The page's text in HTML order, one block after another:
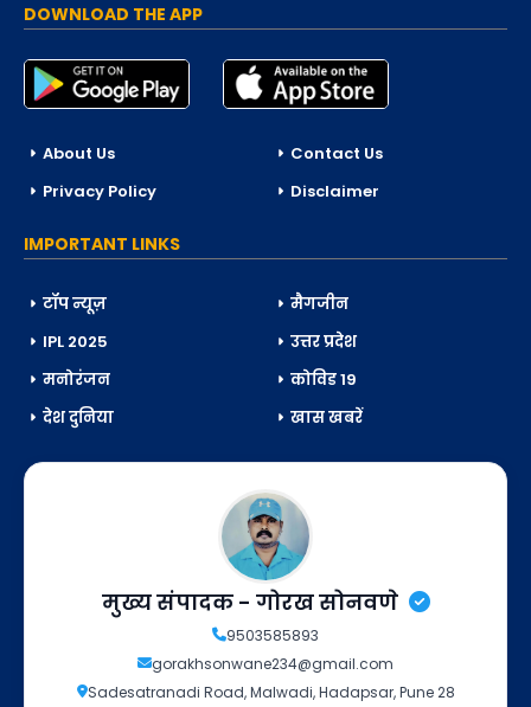
DOWNLOAD THE APP
About Us
Contact Us
Privacy Policy
Disclaimer
IMPORTANT LINKS
टॉप न्यूज़
मैगजीन
IPL 2025
उत्तर प्रदेश
मनोरंजन
कोविड 19
देश दुनिया
खास खबरें
मुख्य संपादक - गोरख सोनवणे
9503585893
gorakhsonwane234@gmail.com
Sadesatranadi Road, Malwadi, Hadapsar, Pune 28